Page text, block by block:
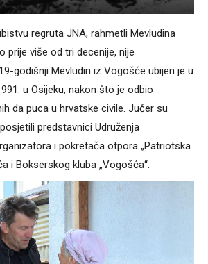
regruta JNA, rahmetli Mevludina
prije više od tri decenije, nije
godišnji Mevludin iz Vogošće ubijen je u
u Osijeku, nakon što je odbio
da puca u hrvatske civile. Jučer su
predstavnici Udruženja
i pokretača otpora „Patriotska
i Bokserskog kluba „Vogošća“.